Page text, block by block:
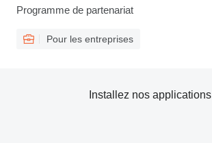
Programme de partenariat
Pour les entreprises
Installez nos applications